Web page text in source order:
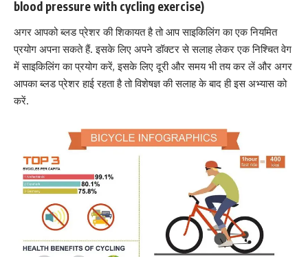
blood pressure with cycling exercise)
अगर आपकोब्लड प्रेशर की शिकायत है तोआप साइकिलिंग का एक नियमित
प्रयोग अपना सकते हैं. इसके लिए अपने डॉक्टर से सलाह लेकर एक निश्चित वेग
में साइकिलिंग का प्रयोग करें, इसके लिए दूरी और समय भी तय कर लें और अगर
आपका ब्लड प्रेशर हाई रहता हैतो विशेषज्ञ की सलाह के बाद ही इस अभ्यास को
करें.